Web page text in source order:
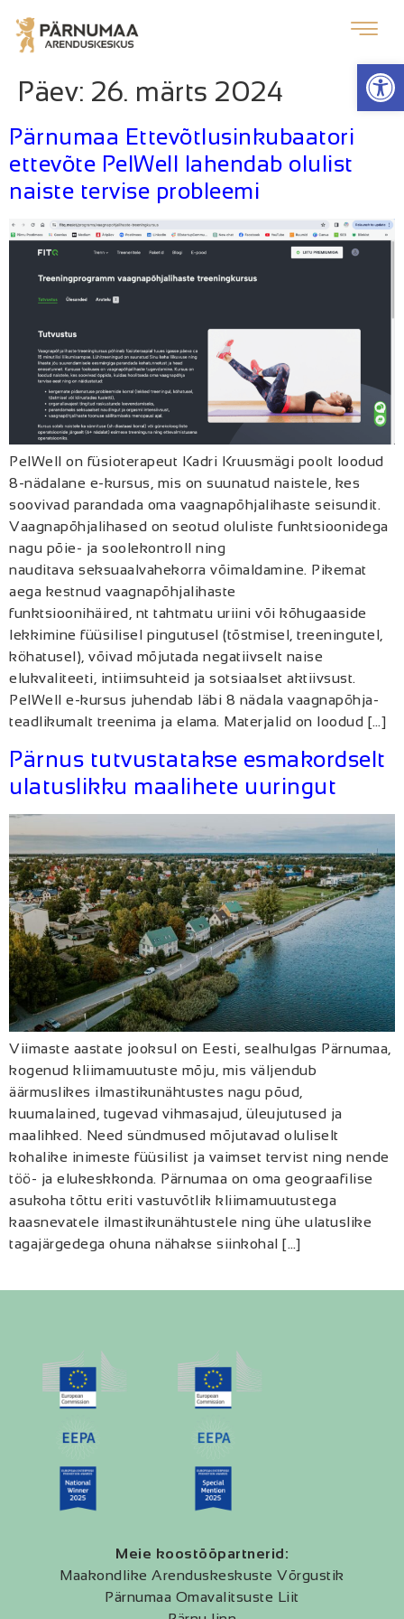
Päev: 26. märts 2024
Pärnumaa Ettevõtlusinkubaatori
ettevõte PelWell lahendab olulist
naiste tervise probleemi
PelWell on füsioterapeut Kadri Kruusmägi poolt loodud
8-nädalane e-kursus, mis on suunatud naistele, kes
soovivad parandada oma vaagnapõhjalihaste seisundit.
Vaagnapõhjalihased on seotud oluliste funktsioonidega
nagu põie- ja soolekontroll ning
nauditava seksuaalvahekorra võimaldamine. Pikemat
aega kestnud vaagnapõhjalihaste
funktsioonihäired, nt tahtmatu uriini või kõhugaaside
lekkimine füüsilisel pingutusel (tõstmisel, treeningutel,
köhatusel), võivad mõjutada negatiivselt naise
elukvaliteeti, intiimsuhteid ja sotsiaalset aktiivsust.
PelWell e-kursus juhendab läbi 8 nädala vaagnapõhja-
teadlikumalt treenima ja elama. Materjalid on loodud […]
Pärnus tutvustatakse esmakordselt
ulatuslikku maalihete uuringut
Viimaste aastate jooksul on Eesti, sealhulgas Pärnumaa,
kogenud kliimamuutuste mõju, mis väljendub
äärmuslikes ilmastikunähtustes nagu põud,
kuumalained, tugevad vihmasajud, üleujutused ja
maalihked. Need sündmused mõjutavad oluliselt
kohalike inimeste füüsilist ja vaimset tervist ning nende
töö- ja elukeskkonda. Pärnumaa on oma geograafilise
asukoha tõttu eriti vastuvõtlik kliimamuutustega
kaasnevatele ilmastikunähtustele ning ühe ulatuslike
tagajärgedega ohuna nähakse siinkohal […]
Meie koostööpartnerid:
Maakondlike Arenduskeskuste Võrgustik
Pärnumaa Omavalitsuste Liit